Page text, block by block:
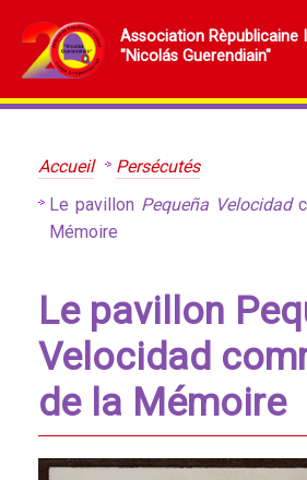
Association Rèpublicaine
"Nicolás Guerendiain"
Accueil
Persécutés
Le pavillon Pequeña Velocidad
Mémoire
Le pavillon
Velocidad
de la Mémoire